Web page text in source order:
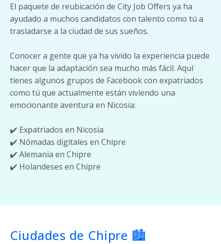
El paquete de reubicación de City Job Offers ya ha
ayudado a muchos candidatos con talento como tú a
trasladarse a la ciudad de sus sueños.
Conocer a gente que ya ha vivido la experiencia puede
hacer que la adaptación sea mucho más fácil. Aquí
tienes algunos grupos de Facebook con expatriados
como tú que actualmente están viviendo una
emocionante aventura en Nicosia:
✔️ Expatriados en Nicosia
✔️ Nómadas digitales en Chipre
✔️ Alemania en Chipre
✔️ Holandeses en Chipre
Ciudades de Chipre 🏙️